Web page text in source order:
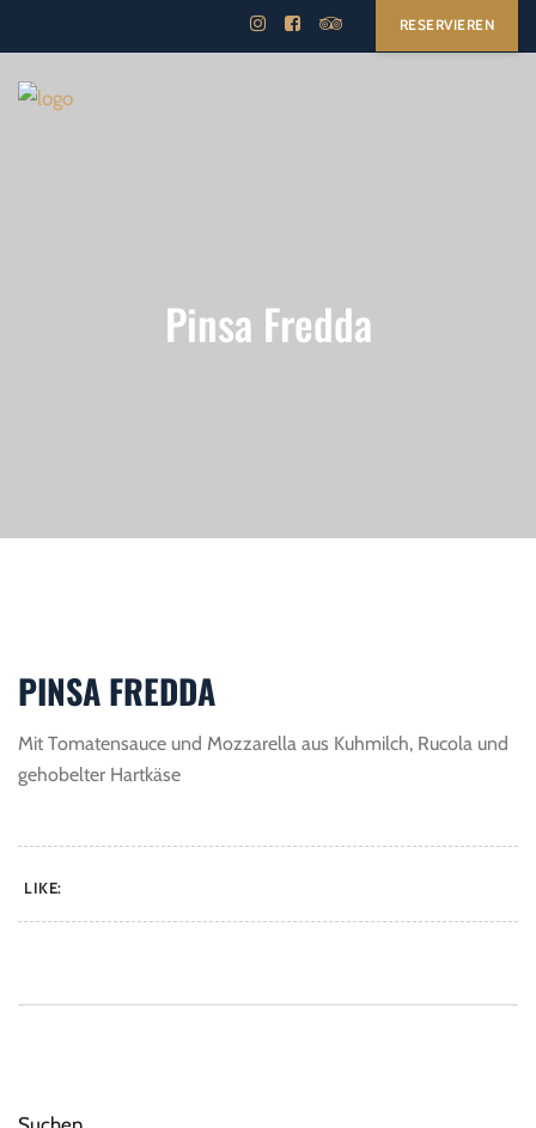
RESERVIEREN
Pinsa Fredda
PINSA FREDDA
Mit Tomatensauce und Mozzarella aus Kuhmilch, Rucola und
gehobelter Hartkäse
LIKE: